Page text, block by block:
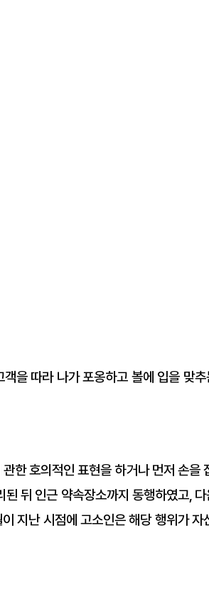
을 따라 나가 포옹하고 볼에 입을 맞
한 호의적인 표현을 하거나 먼저 손을
뒤 인근 약속장소까지 동행하였고,
지난 시점에 고소인은 해당 행위가 자